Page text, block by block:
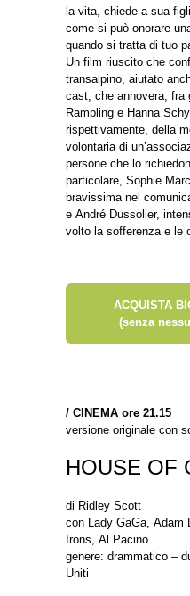
la vita, chiede a sua
come si può onorare
quando si tratta di tuo
Un film riuscito che
transalpino, aiutato
cast, che annovera, fra
Rampling e Hanna
rispettivamente, della
volontaria di
persone che lo
particolare, Sophie
bravissima nel
e André Dussolier,
volto la sofferenza e le
ACQUISTA
(senza
/ CINEMA ore 21.15
versione originale con
HOUSE OF
di Ridley Scott
con Lady GaGa, Adam
Irons, Al Pacino
genere: drammatico –
Uniti